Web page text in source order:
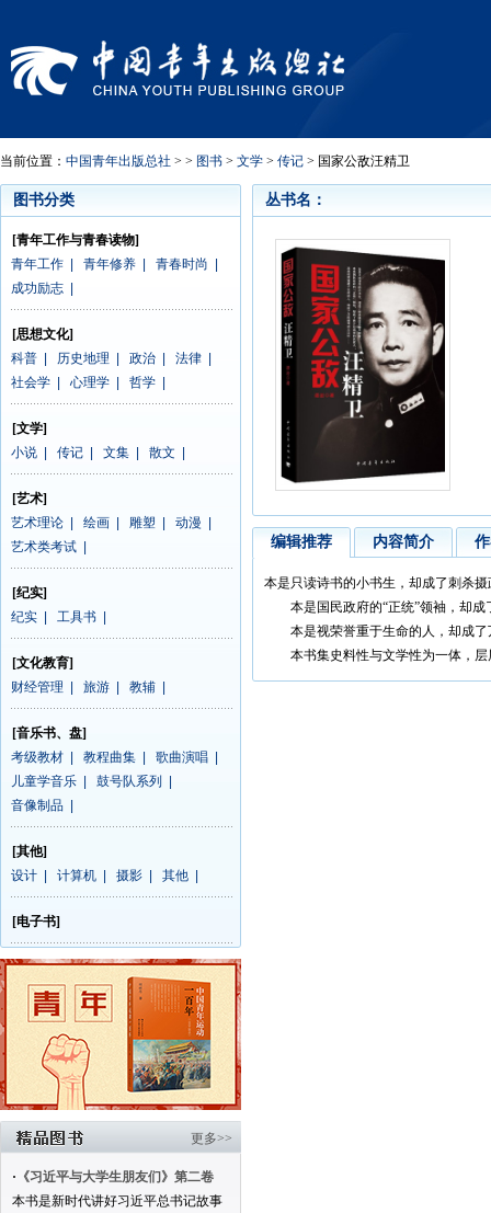
当前位置： 中国青年出版总社 > > 图书 > 文学 > 传记 > 国家公敌汪精卫
图书分类
[青年工作与青春读物]
青年工作
青年修养 青春时尚
成功励志
[思想文化]
科普
历史地理 政治 法律
社会学
心理学 哲学
[文学]
小说
传记 文集 散文
[艺术]
艺术理论
绘画 雕塑 动漫
艺术类考试
[纪实]
纪实
工具书
[文化教育]
财经管理
旅游 教辅
[音乐书、盘]
考级教材
教程曲集 歌曲演唱
儿童学音乐
鼓号队系列
音像制品
[其他]
设计
计算机 摄影 其他
[电子书]
更多>>
· 《习近平与大学生朋友们》第二卷
本书是新时代讲好习近平总书记故事
丛书名：
编辑推荐 内容简介
本是只读诗书的小书生，却成了刺杀
本是国民政府的“正统”领袖，却成
本是视荣誉重于生命的人，却成了
本书集史料性与文学性为一体，层